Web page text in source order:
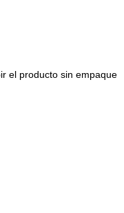
el producto sin empaque